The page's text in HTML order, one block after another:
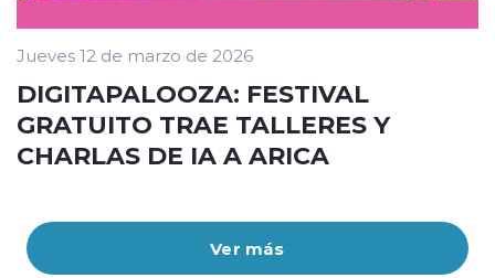
Ver más
Jueves 12 de marzo de 2026
DIGITAPALOOZA: FESTIVAL
GRATUITO TRAE TALLERES Y
CHARLAS DE IA A ARICA